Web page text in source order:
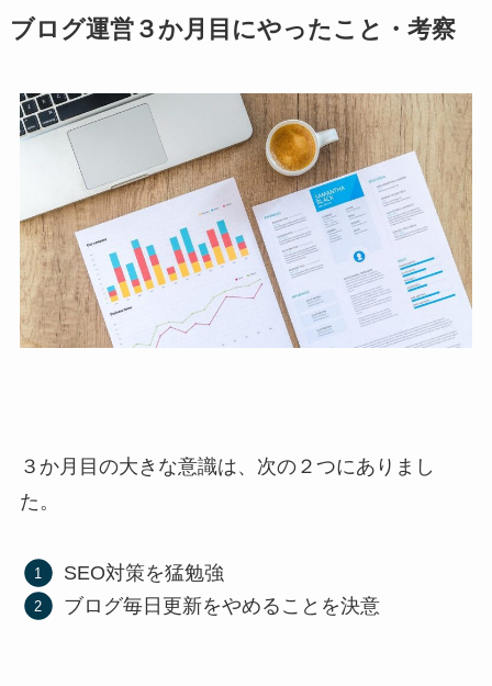
ブログ運営３か月目にやったこと・考察
３か月目の大きな意識は、次の２つにありまし
た。
SEO対策を猛勉強
ブログ毎日更新をやめることを決意